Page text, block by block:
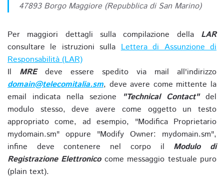
47893 Borgo Maggiore (Repubblica di San Marino)
Per maggiori dettagli sulla compilazione della LAR
consultare le istruzioni sullaLettera di Assunzione di
Responsabilità (LAR)
Il MREdeve essere spedito via mail all'indirizzo
domain@telecomitalia.sm, deve avere come mittente la
email indicata nella sezione
"Technical Contact"del
modulo stesso, deve avere come oggetto un testo
appropriato come, ad esempio, "Modifica Proprietario
mydomain.sm" oppure "Modify Owner: mydomain.sm",
infine deve contenere nel corpo il Modulo di
Registrazione Elettronicocome messaggio testuale puro
(plain text).